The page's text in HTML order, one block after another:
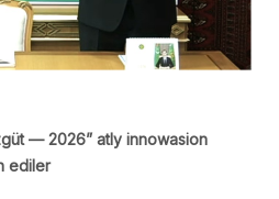
— 2026” atly innowasion
ediler